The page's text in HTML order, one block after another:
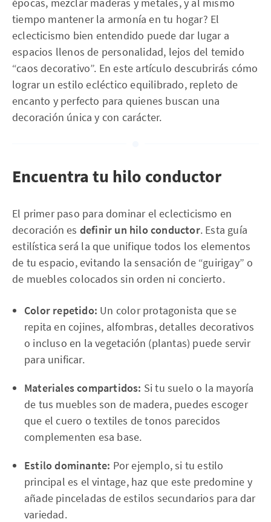
tiempo mantener la armonía en tu hogar? El
eclecticismo bien entendido puede dar lugar a
espacios llenos de personalidad, lejos del temido
“caos decorativo”. En este artículo descubrirás cómo
lograr un estilo ecléctico equilibrado, repleto de
encanto y perfecto para quienes buscan una
decoración única y con carácter.
Encuentra tu hilo conductor
El primer paso para dominar el eclecticismo en
decoración es definir un hilo conductor. Esta guía
estilística será la que unifique todos los elementos
de tu espacio, evitando la sensación de “guirigay” o
de muebles colocados sin orden ni concierto.
Color repetido: Un color protagonista que se
repita en cojines, alfombras, detalles decorativos
o incluso en la vegetación (plantas) puede servir
para unificar.
Materiales compartidos: Si tu suelo o la mayoría
de tus muebles son de madera, puedes escoger
que el cuero o textiles de tonos parecidos
complementen esa base.
Estilo dominante: Por ejemplo, si tu estilo
principal es el vintage, haz que este predomine y
añade pinceladas de estilos secundarios para dar
variedad.